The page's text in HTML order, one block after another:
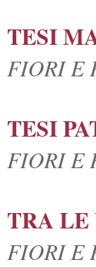
TESI
FIORI E
TESI
FIORI E
TRA
FIORI E